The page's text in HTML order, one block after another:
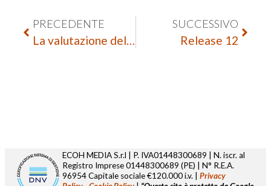
PRECEDENTE
La valutazione della performance individuale nelle pubbliche amministrazioni
SUCCESSIVO
Release 12
ECOH MEDIA S.r.l | P. IVA01448300689 | N. iscr. al
Registro Imprese01448300689 (PE) | N° R.E.A.
96954 Capitale sociale €120.000 i.v. |Privacy